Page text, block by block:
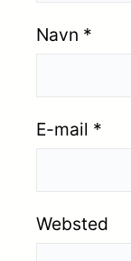
Navn *
E-mail *
Websted